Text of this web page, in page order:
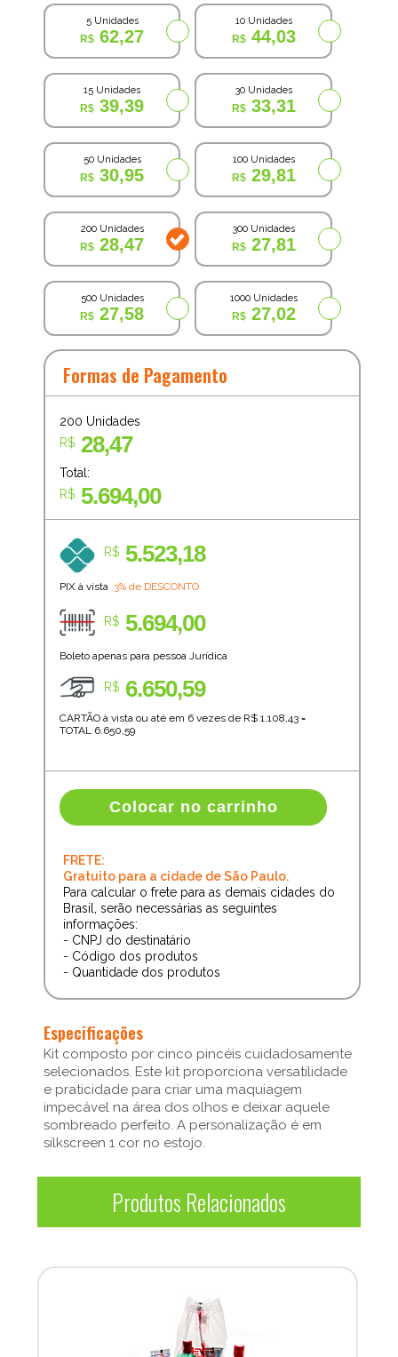
5 Unidades
62,27
10 Unidades
44,03
15 Unidades
39,39
30 Unidades
33,31
50 Unidades
30,95
100 Unidades
29,81
200 Unidades
28,47
300 Unidades
27,81
500 Unidades
27,58
1000 Unidades
27,02
Formas de Pagamento
200 Unidades
R$ 28,47
Total:
R$ 5.694,00
R$ 5.523,18
PIX à vista 3% de DESCONTO
R$ 5.694,00
Boleto apenas para pessoa Jurídica
R$ 6.650,59
CARTÃO à vista ou até em 6 vezes de R$ 1.108,43=
TOTAL 6.650,59
Colocar no carrinho
FRETE:
Gratuito para a cidade de São Paulo.
Para calcular o frete para as demais cidades do
Brasil, serão necessárias as seguintes
informações:
- CNPJ do destinatário
- Código dos produtos
- Quantidade dos produtos
Especificações
Kit composto por cinco pincéis cuidadosamente
selecionados. Este kit proporciona versatilidade
e praticidade para criar uma maquiagem
impecável na área dos olhos e deixar aquele
sombreado perfeito. A personalização é em
silkscreen 1 cor no estojo.
Produtos Relacionados